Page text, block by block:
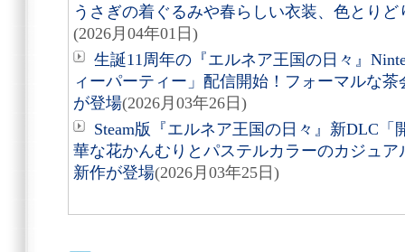
うさぎの着ぐるみや春らしい衣装、色とり
(2026月04年01日)
生誕11周年の『エルネア王国の日々』
ィーパーティー」配信開始！フォーマルな
が登場(2026月03年26日)
Steam版『エルネア王国の日々』新DLC
華な花かんむりとパステルカラーのカジュ
新作が登場(2026月03年25日)